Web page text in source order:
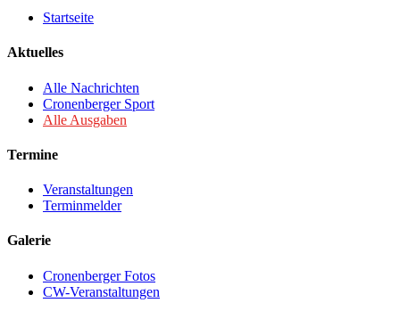
Startseite
Aktuelles
Alle Nachrichten
Cronenberger Sport
Alle Ausgaben
Termine
Veranstaltungen
Terminmelder
Galerie
Cronenberger Fotos
CW-Veranstaltungen